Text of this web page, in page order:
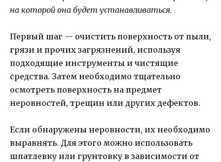
на которой она будет устанавливаться.
Первый шаг — очистить поверхность от пыли,
грязи и прочих загрязнений, используя
подходящие инструменты и чистящие
средства. Затем необходимо тщательно
осмотреть поверхность на предмет
неровностей, трещин или других дефектов.
Если обнаружены неровности, их необходимо
выравнять. Для этого можно использовать
шпатлевку или грунтовку в зависимости от